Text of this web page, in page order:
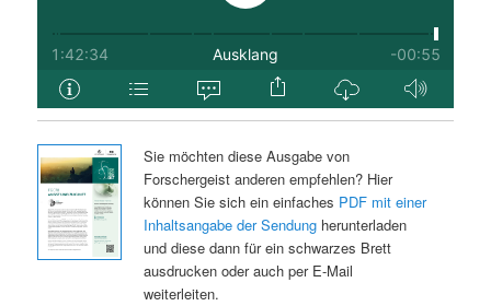
Sie möchten diese Ausgabe von
Forschergeist anderen empfehlen? Hier
können Sie sich ein einfaches PDF mit einer
Inhaltsangabe der Sendungherunterladen
und diese dann für ein schwarzes Brett
ausdrucken oder auch per E-Mail
weiterleiten.